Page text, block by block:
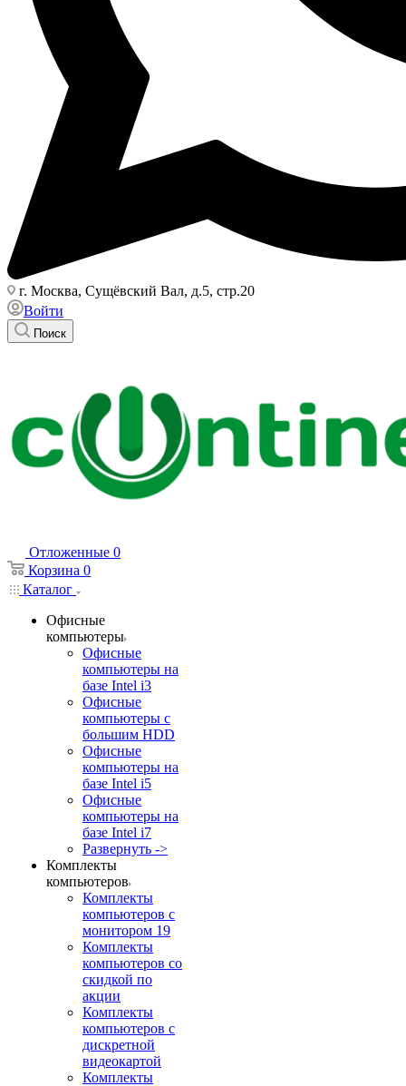
г. Москва, Сущёвский Вал, д.5, стр.20
Войти
Поиск
Отложенные 0
Корзина 0
Каталог
Офисные
компьютеры
Офисные
компьютеры на
базе Intel i3
Офисные
компьютеры с
большим HDD
Офисные
компьютеры на
базе Intel i5
Офисные
компьютеры на
базе Intel i7
Развернуть ->
Комплекты
компьютеров
Комплекты
компьютеров с
монитором 19
Комплекты
компьютеров со
скидкой по
акции
Комплекты
компьютеров с
дискретной
видеокартой
Комплекты